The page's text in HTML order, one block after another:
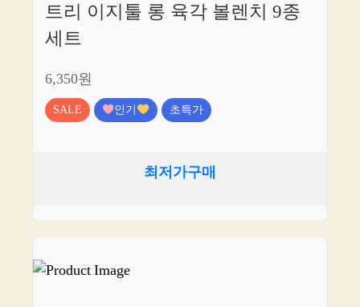
트리 이지툴 롱 육각 볼렌치 9종
세트
6,350원
SALE 인기 초특가
최저가구매